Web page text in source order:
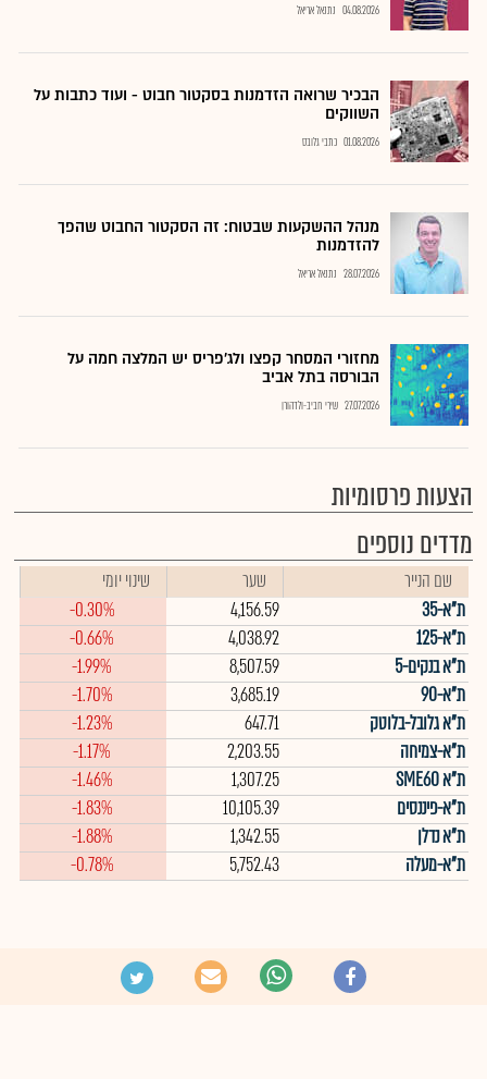
04.08.2026 נתנאל אריאל
הבכיר שרואה הזדמנות בסקטור חבוט - ועוד כתבות על
השווקים
01.08.2026 כתבי גלובס
מנהל ההשקעות שבטוח: זה הסקטור החבוט שהפך
להזדמנות
28.07.2026 נתנאל אריאל
מחזורי המסחר קפצו ולג'פריס יש המלצה חמה על
הבורסה בתל אביב
27.07.2026 שירי חביב-ולדהורן
הצעות פרסומיות
מדדים נוספים
שם הנייר שער
שינוי יומי
ת"א-35
4,156.59
-0.30%
ת"א-125
4,038.92
-0.66%
ת"א בנקים-5
8,507.59
-1.99%
ת"א-90
3,685.19
-1.70%
ת"א גלובל-בלוטק
647.71
-1.23%
ת"א-צמיחה
2,203.55
-1.17%
ת"א SME60
1,307.25
-1.46%
ת"א-פיננסים
10,105.39
-1.83%
ת"א נדלן
1,342.55
-1.88%
ת"א-מעלה
5,752.43
-0.78%